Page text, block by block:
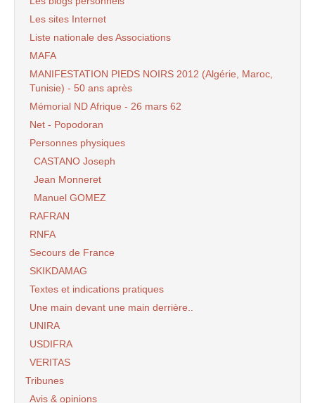
Les sites Internet
Liste nationale des Associations
MAFA
MANIFESTATION PIEDS NOIRS 2012 (Algérie, Maroc,
Tunisie) - 50 ans après
Mémorial ND Afrique - 26 mars 62
Net - Popodoran
Personnes physiques
CASTANO Joseph
Jean Monneret
Manuel GOMEZ
RAFRAN
RNFA
Secours de France
SKIKDAMAG
Textes et indications pratiques
Une main devant une main derrière..
UNIRA
USDIFRA
VERITAS
Tribunes
Avis & opinions